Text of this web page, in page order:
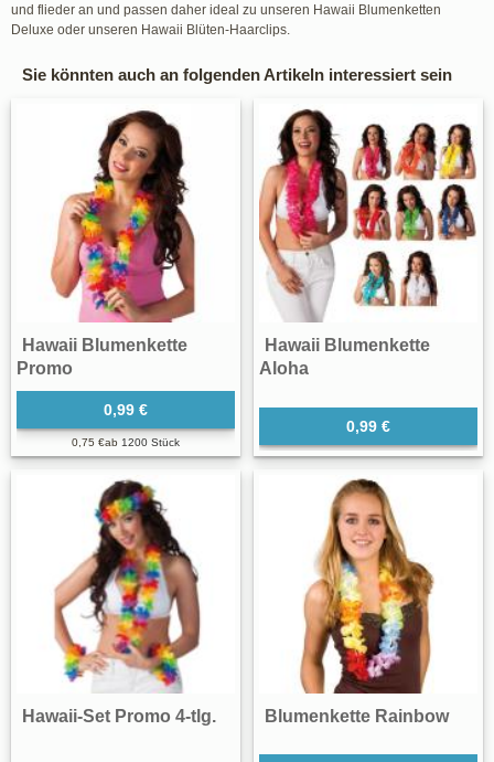
und flieder an und passen daher ideal zu unseren Hawaii Blumenketten
Deluxe oder unseren Hawaii Blüten-Haarclips.
Sie könnten auch an folgenden Artikeln interessiert sein
Hawaii Blumenkette
Promo
0,99 €
0,75 €ab 1200 Stück
Hawaii Blumenkette
Aloha
0,99 €
Hawaii-Set Promo 4-tlg. Blumenkette Rainbow